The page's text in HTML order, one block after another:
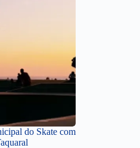
do Skate com